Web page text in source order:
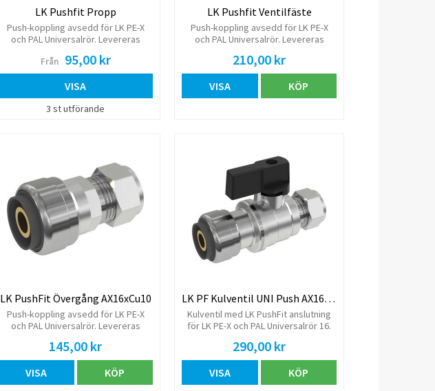
LK Pushfit Propp
Push-koppling avsedd för LK PE-X
och PAL Universalrör. Levereras
Från 95,00 kr
VISA
3 st utförande
LK Pushfit Ventilfäste
Push-koppling avsedd för LK PE-X
och PAL Universalrör. Levereras
210,00 kr
VISA KÖP
LK PushFit Övergång AX16xCu10
Push-koppling avsedd för LK PE-X
och PAL Universalrör. Levereras
På andra sidan finns
klämringskoppling för kopparrör till
t.ex. en diskbänksblandare. Om
muttern tas bort till
145,00 kr
VISA KÖP
LK PF Kulventil UNI Push AX16 x Cu10
Kulventil med LK PushFit anslutning
för LK PE-X och PAL Universalrör 16.
klämringskoppling 10 mm.
290,00 kr
VISA KÖP